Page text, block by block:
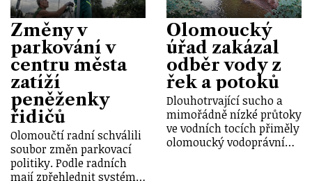
Změny v
parkování v
centru města
zatíží
peněženky
řidičů
Olomoučtí radní schválili
soubor změn parkovací
politiky. Podle radních
mají zpřehlednit systém…
Olomoucký
úřad zakázal
odběr vody z
řek a potoků
Dlouhotrvající sucho a
mimořádně nízké průtoky
ve vodních tocích přiměly
olomoucký vodoprávní…